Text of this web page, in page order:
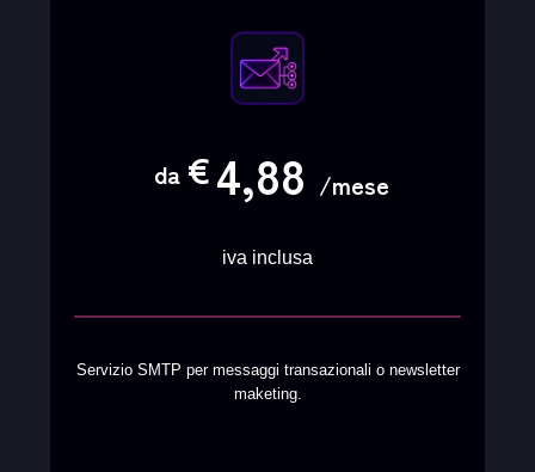
da €4,88 /mese
iva inclusa
Servizio SMTP per messaggi transazionali o newsletter
maketing.